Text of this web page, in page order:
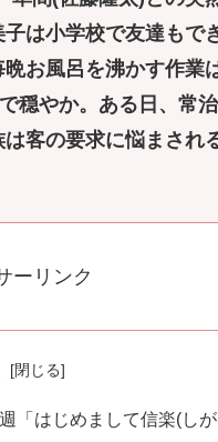
は小学校で友達もで
お風呂を沸かす作業
穏やか。ある日、常
客の要求に悩まされ
ーリンク
「はじめまして信楽(し